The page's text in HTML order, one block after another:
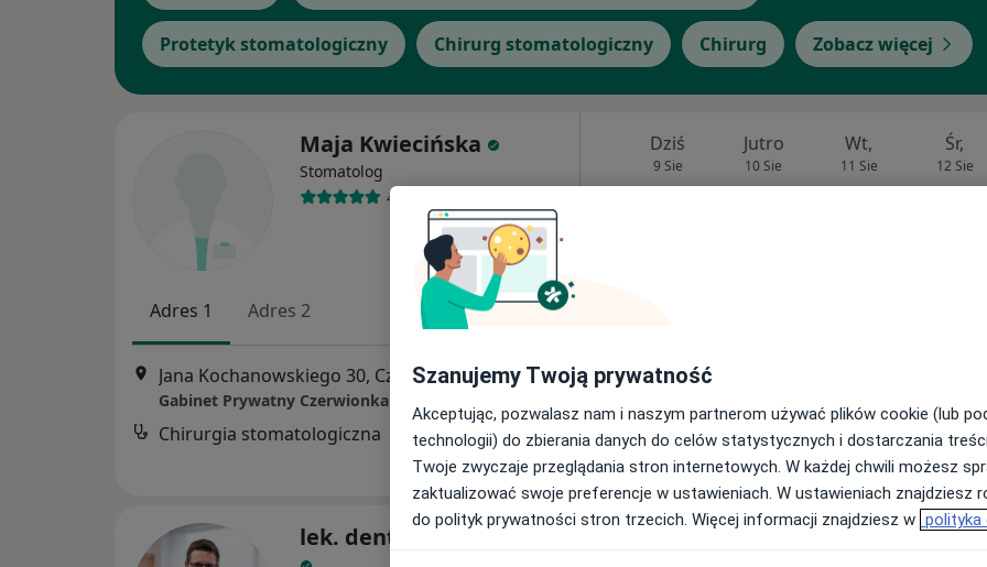
Protetyk stomatologiczny Chirurg stomatologiczny Chirurg Zobacz więcej
Maja Kwiecińska
Stomatolog
42 opinie
Adres 1 Adres 2
Jana Kochanowskiego 30, Czerwionka-Leszczyny •Mapa
Gabinet Prywatny Czerwionka
Chirurgia stomatologiczna od 250 zł
Dziś
9 Sie
Jutro
10 Sie
Wt,
11 Sie
Śr,
12 Sie
lek. dent. Piotr Wróbel Wt, Śr,
Szanujemy Twoją prywatność
Akceptując, pozwalasz nam i naszym partnerom używać plików cookie (lub
technologii) do zbierania danych do celów statystycznych i dostarczania
Twoje zwyczaje przeglądania stron internetowych. W każdej chwili możesz
zaktualizować swoje preferencje w ustawieniach. W ustawieniach znajdziesz
do polityk prywatności stron trzecich. Więcej informacji znajdziesz w polityka